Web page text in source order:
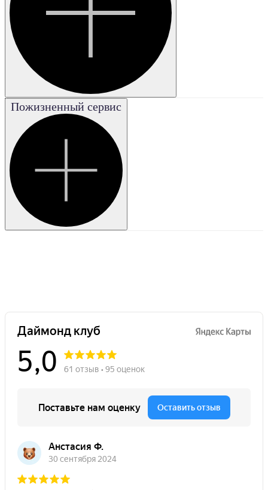
Плохая
Good
Хорошая
Excellent
Отличная
Fair
Удовле-
творительная
Very good
Пожизненный сервис